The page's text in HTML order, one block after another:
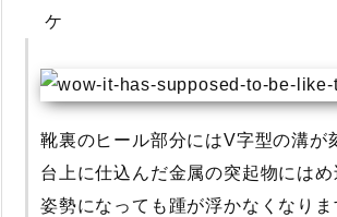
ケ
靴裏のヒール部分にはV字型の溝が
台上に仕込んだ金属の突起物には
姿勢になっても踵が浮かなくなりま